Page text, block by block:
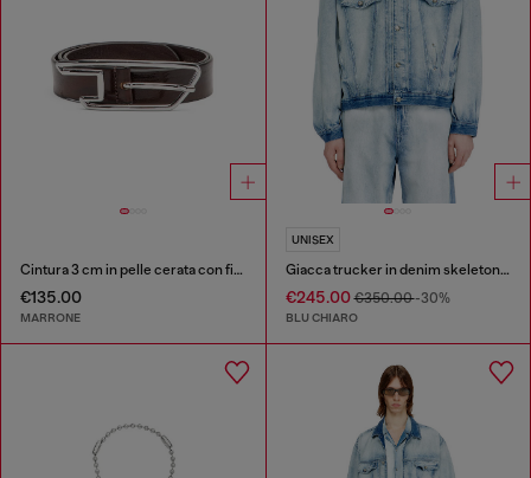
Cintura 3 cm in pelle cerata con fibbia a D
€135.00
MARRONE
UNISEX
Giacca trucker in denim skeleton medio-chiaro
€245.00€350.00-30%
BLU CHIARO